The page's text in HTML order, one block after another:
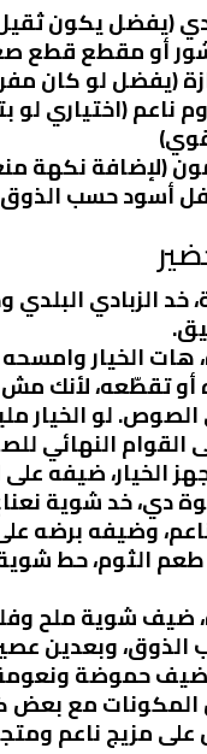
(يفضل يكون
أو مقطع قطع
(يفضل لو كان
ناعم (اختياري
(لإضافة نكهة
أسود حسب الذوق
خد الزبادي
هات الخيار
أو تقطّعه، لأنك
الصوص. لو الخيار
القوام النهائي
الخيار، ضيفه على
دي، خد شوية
وضيفه برضه
الثوم، حط
ضيف شوية ملح
وبعدين
حموضة
المكونات مع بعض
مزيج ناعم